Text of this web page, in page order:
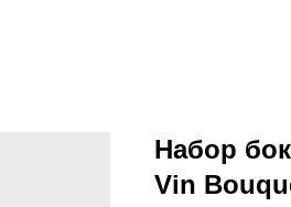
Набор
Vin